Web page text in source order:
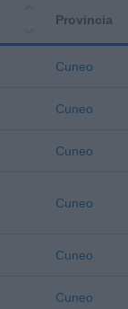
Provincia
Cuneo
Cuneo
Cuneo
Cuneo
Cuneo
Cuneo